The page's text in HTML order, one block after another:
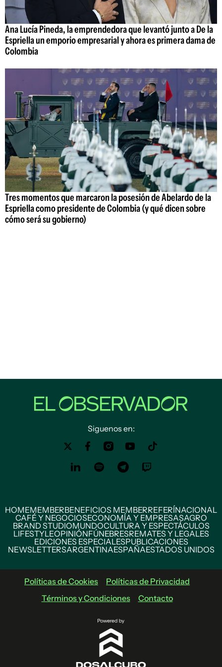
Ana Lucía Pineda, la emprendedora que levantó junto a De la
Espriella un emporio empresarial y ahora es primera dama de
Colombia
Tres momentos que marcaron la posesión de Abelardo de la
Espriella como presidente de Colombia (y qué dicen sobre
cómo será su gobierno)
Siguenos en:
HOMEMEMBERBENEFICIOS MEMBERREFERÍNACIONAL
CAFÉ Y NEGOCIOSECONOMÍA Y EMPRESASAGRO
BRAND STUDIOMUNDOCULTURA Y ESPECTÁCULOS
LIFESTYLEOPINIÓNFÚNEBRESREMATES Y LEGALES
EDICIONES ESPECIALESPUBLICACIONES
NEWSLETTERSARGENTINAESPAÑAESTADOS UNIDOS
Políticas de Cookies
Políticas de Privacidad
Términos y Condiciones
Contacto